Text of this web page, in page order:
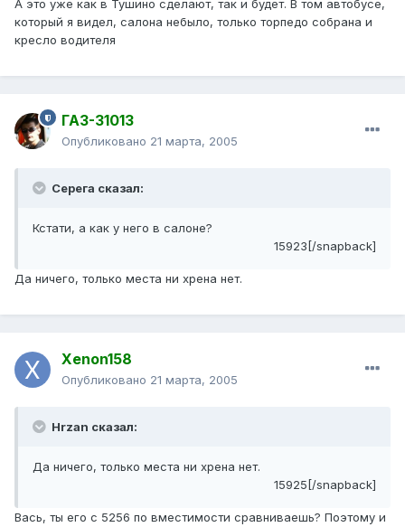
А это уже как в Тушино сделают, так и будет. В том автобусе,
который я видел, салона небыло, только торпедо собрана и
кресло водителя
ГАЗ-31013
Опубликовано 21 марта, 2005
Серега сказал:
Кстати, а как у него в салоне?
15923[/snapback]
Да ничего, только места ни хрена нет.
Xenon158
Опубликовано 21 марта, 2005
Hrzan сказал:
Да ничего, только места ни хрена нет.
15925[/snapback]
Вась, ты его с 5256 по вместимости сравниваешь? Поэтому и